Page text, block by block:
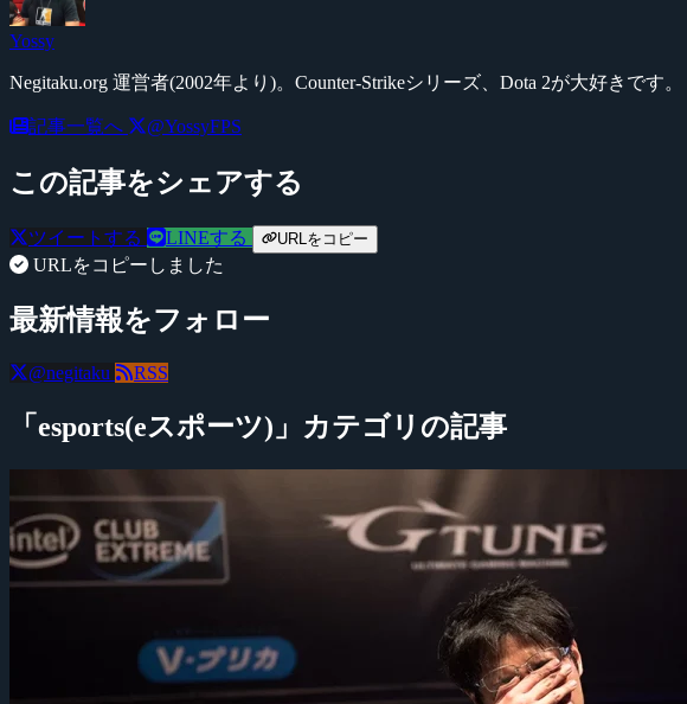
Yossy
Negitaku.org 運営者(2002年より)。Counter-Strikeシリーズ、Dota 2が大好きで
記事一覧へ @YossyFPS
この記事をシェアする
ツイートする LINEする URLをコピー
URLをコピーしました
最新情報をフォロー
@negitaku RSS
「esports(eスポーツ)」カテゴリの記事